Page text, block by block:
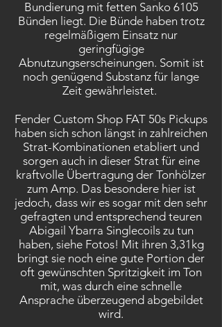
Bundierung mit fetten Sanko 6105
Bünden liegt. Die Bünde haben trotz
regelmäßigem Einsatz nur
geringfügige
Abnutzungserscheinungen. Somit ist
noch genügend Substanz für lange
Zeit gewährleistet.
Fender Custom Shop FAT 50s Pickups
haben sich schon längst in zahlreichen
Strat-Kombinationen etabliert und
sorgen auch in dieser Strat für eine
kraftvolle Übertragung der Tonhölzer
zum Amp. Das besondere hier ist
jedoch, dass wir es sogar mit den sehr
gefragten und entsprechend teuren
Abigail Ybarra Singlecoils zu tun
haben, siehe Fotos! Mit ihren 3,31kg
bringt sie noch eine gute Portion der
oft gewünschten Spritzigkeit im Ton
mit, was durch eine schnelle
Ansprache überzeugend abgebildet
wird.